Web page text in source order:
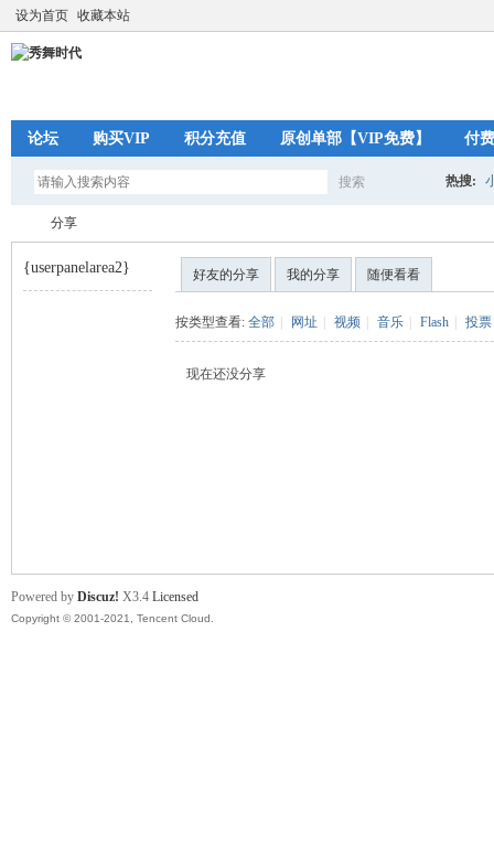
设为首页 收藏本站
论坛 购买VIP 积分充值 原创单部【VIP免费】 付
搜索 热搜:
分享
{userpanelarea2} 好友的分享 我的分享 随便看看
按类型查看: 全部 网址 视频 音乐 Flash 投票
现在还没分享
Powered by Discuz! X3.4 Licensed
Copyright © 2001-2021, Tencent Cloud.